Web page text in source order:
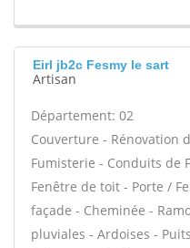
Eirl jb2c Fesmy le sart
Artisan
Département: 02
Couverture - Rénovation
Fumisterie - Conduits de
Fenêtre de toit - Porte /
façade - Cheminée -
pluviales - Ardoises -